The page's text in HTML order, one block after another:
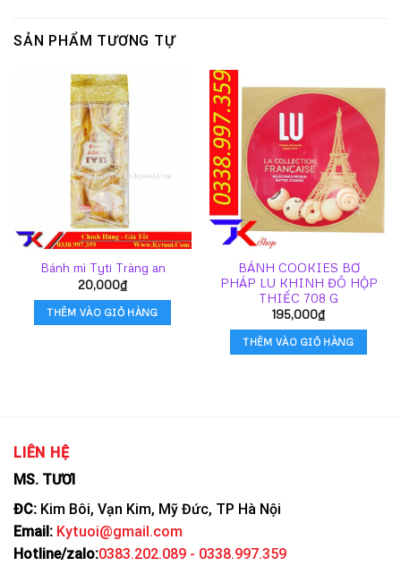
SẢN PHẨM TƯƠNG TỰ
Bánh mì Tyti Tràng an
20,000₫
THÊM VÀO GIỎ HÀNG
BÁNH COOKIES BƠ
PHÁP LU KHINH ĐÔ HỘP
THIẾC 708 G
195,000₫
THÊM VÀO GIỎ HÀNG
LIÊN HỆ
MS. TƯƠI
ĐC: Kim Bôi, Vạn Kim, Mỹ Đức, TP Hà Nội
Email: Kytuoi@gmail.com
Hotline/zalo:0383.202.089 - 0338.997.359